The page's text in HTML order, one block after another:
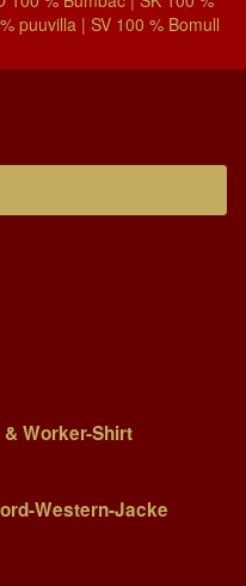
puuvilla | SV 100 % Bomull
Worker-Shirt
Western-Jacke